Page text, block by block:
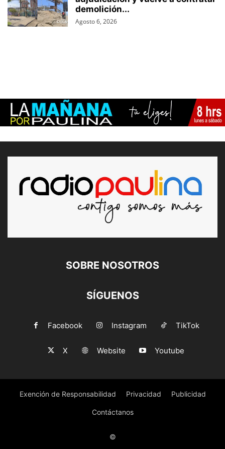
demolición...
Agosto 6, 2026
SOBRE NOSOTROS
SÍGUENOS
Facebook Instagram TikTok
X Website Youtube
Exención de Responsabilidad Privacidad Publicidad
Contáctanos
©